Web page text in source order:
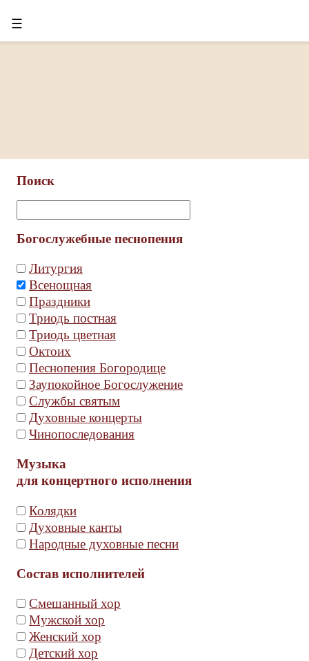
☰
Поиск
Богослужебные песнопения
Литургия
Всенощная
Праздники
Триодь постная
Триодь цветная
Октоих
Песнопения Богородице
Заупокойное Богослужение
Службы святым
Духовные концерты
Чинопоследования
Музыка
для концертного исполнения
Колядки
Духовные канты
Народные духовные песни
Состав исполнителей
Смешанный хор
Мужской хор
Женский хор
Детский хор